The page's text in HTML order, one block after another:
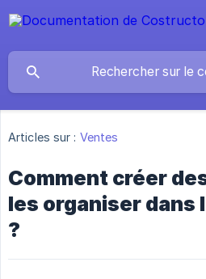
Articles sur : Ventes
Comment créer
les organiser dans
?